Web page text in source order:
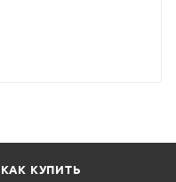
КАК КУПИТЬ